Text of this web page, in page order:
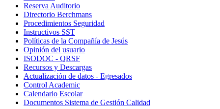
Reserva Auditorio
Directorio Berchmans
Procedimientos Seguridad
Instructivos SST
Políticas de la Compañía de Jesús
Opinión del usuario
ISODOC - QRSF
Recursos y Descargas
Actualización de datos - Egresados
Control Academic
Calendario Escolar
Documentos Sistema de Gestión Calidad